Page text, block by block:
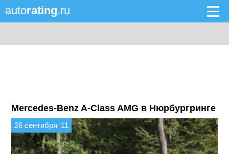
autorating.ru
Mercedes-Benz A-Class AMG в Нюрбургринге
26 сентября '11